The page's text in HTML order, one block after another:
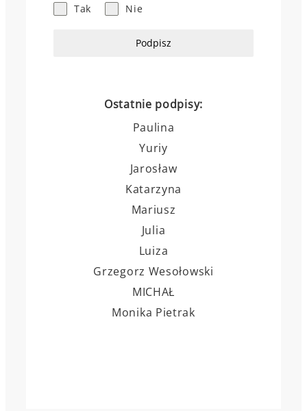
Tak Nie
Podpisz
Ostatnie podpisy:
Paulina
Yuriy
Jarosław
Katarzyna
Mariusz
Julia
Luiza
Grzegorz Wesołowski
MICHAŁ
Monika Pietrak